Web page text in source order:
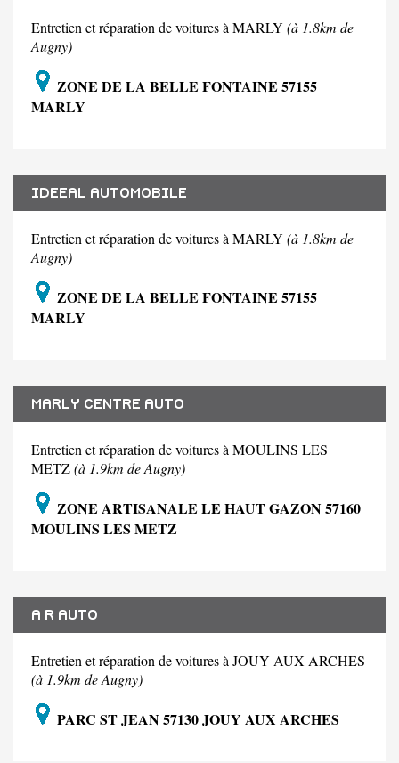
Entretien et réparation de voitures à MARLY (à 1.8km de
Augny)
ZONE DE LA BELLE FONTAINE 57155
MARLY
IDEEAL AUTOMOBILE
Entretien et réparation de voitures à MARLY (à 1.8km de
Augny)
ZONE DE LA BELLE FONTAINE 57155
MARLY
MARLY CENTRE AUTO
Entretien et réparation de voitures à MOULINS LES
METZ(à 1.9km de Augny)
ZONE ARTISANALE LE HAUT GAZON 57160
MOULINS LES METZ
A R AUTO
Entretien et réparation de voitures à JOUY AUX ARCHES
(à 1.9km de Augny)
PARC ST JEAN 57130 JOUY AUX ARCHES